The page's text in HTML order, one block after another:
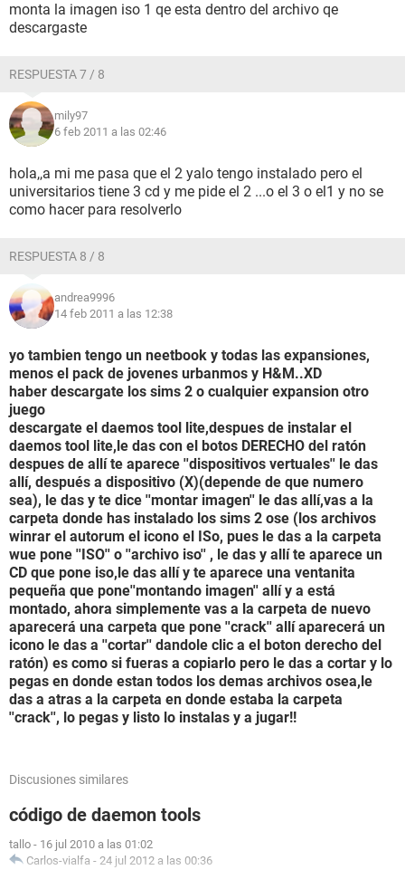
monta la imagen iso 1 qe esta dentro del archivo qe
descargaste
RESPUESTA 7 / 8
mily97
6 feb 2011 a las 02:46
hola,,a mi me pasa que el 2 yalo tengo instalado pero el
universitarios tiene 3 cd y me pide el 2 ...o el 3 o el1 y no se
como hacer para resolverlo
RESPUESTA 8 / 8
andrea9996
14 feb 2011 a las 12:38
yo tambien tengo un neetbook y todas las expansiones,
menos el pack de jovenes urbanmos y H&M..XD
haber descargate los sims 2 o cualquier expansion otro
juego
descargate el daemos tool lite,despues de instalar el
daemos tool lite,le das con el botos DERECHO del ratón
despues de allí te aparece ''dispositivos vertuales'' le das
allí, después a dispositivo (X)(depende de que numero
sea), le das y te dice ''montar imagen'' le das allí,vas a la
carpeta donde has instalado los sims 2 ose (los archivos
winrar el autorum el icono el ISo, pues le das a la carpeta
wue pone ''ISO'' o ''archivo iso'' , le das y allí te aparece un
CD que pone iso,le das allí y te aparece una ventanita
pequeña que pone''montando imagen'' allí y a está
montado, ahora simplemente vas a la carpeta de nuevo
aparecerá una carpeta que pone ''crack'' allí aparecerá un
icono le das a ''cortar'' dandole clic a el boton derecho del
ratón) es como si fueras a copiarlo pero le das a cortar y lo
pegas en donde estan todos los demas archivos osea,le
das a atras a la carpeta en donde estaba la carpeta
''crack'', lo pegas y listo lo instalas y a jugar!!
Discusiones similares
código de daemon tools
tallo - 16 jul 2010 a las 01:02
Carlos-vialfa - 24 jul 2012 a las 00:36